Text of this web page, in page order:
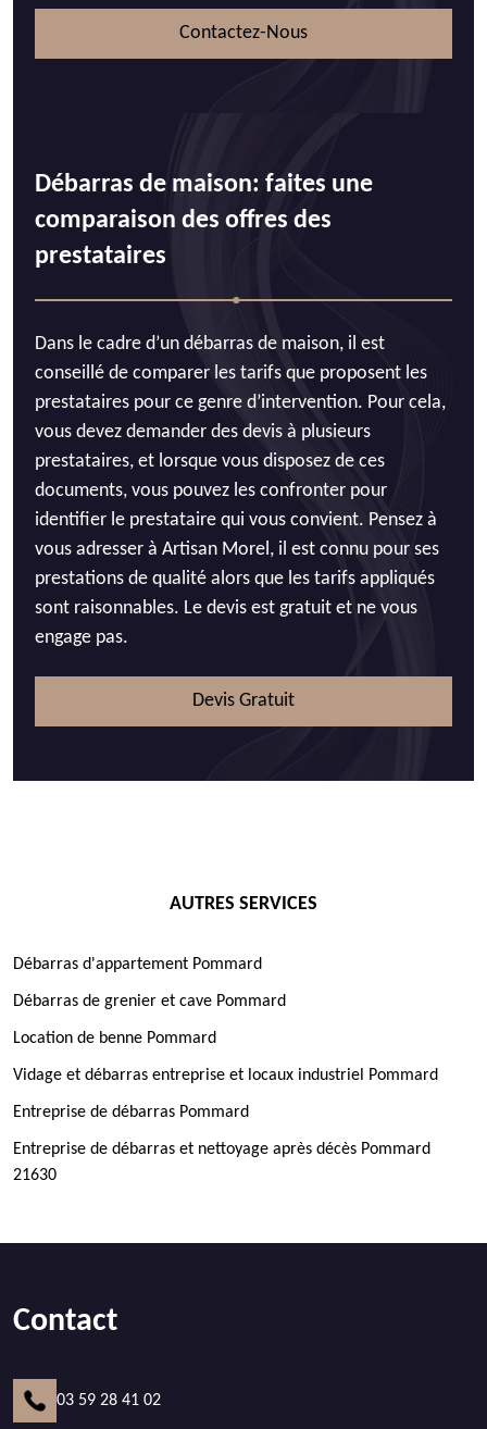
Contactez-Nous
Débarras de maison: faites une
comparaison des offres des
prestataires
Dans le cadre d’un débarras de maison, il est
conseillé de comparer les tarifs que proposent les
prestataires pour ce genre d’intervention. Pour cela,
vous devez demander des devis à plusieurs
prestataires, et lorsque vous disposez de ces
documents, vous pouvez les confronter pour
identifier le prestataire qui vous convient. Pensez à
vous adresser à Artisan Morel, il est connu pour ses
prestations de qualité alors que les tarifs appliqués
sont raisonnables. Le devis est gratuit et ne vous
engage pas.
Devis Gratuit
AUTRES SERVICES
Débarras d'appartement Pommard
Débarras de grenier et cave Pommard
Location de benne Pommard
Vidage et débarras entreprise et locaux industriel Pommard
Entreprise de débarras Pommard
Entreprise de débarras et nettoyage après décès Pommard
21630
Contact
03 59 28 41 02